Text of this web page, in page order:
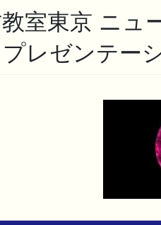
室東京 ニュ
レゼンテー